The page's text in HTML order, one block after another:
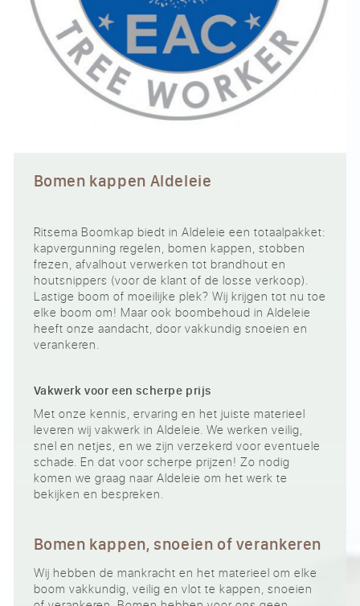
Bomen kappen Aldeleie
Ritsema Boomkap biedt in Aldeleie een totaalpakket:
kapvergunning regelen, bomen kappen, stobben
frezen, afvalhout verwerken tot brandhout en
houtsnippers (voor de klant of de losse verkoop).
Lastige boom of moeilijke plek? Wij krijgen tot nu toe
elke boom om! Maar ook boombehoud in Aldeleie
heeft onze aandacht, door vakkundig snoeien en
verankeren.
Vakwerk voor een scherpe prijs
Met onze kennis, ervaring en het juiste materieel
leveren wij vakwerk in Aldeleie. We werken veilig,
snel en netjes, en we zijn verzekerd voor eventuele
schade. En dat voor scherpe prijzen! Zo nodig
komen we graag naar Aldeleie om het werk te
bekijken en bespreken.
Bomen kappen, snoeien of verankeren
Wij hebben de mankracht en het materieel om elke
boom vakkundig, veilig en vlot te kappen, snoeien